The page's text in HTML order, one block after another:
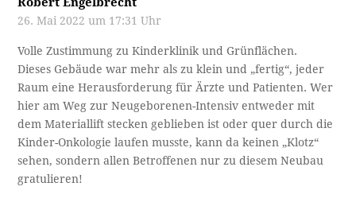
26. Mai 2022 um 17:31 Uhr
Volle Zustimmung zu Kinderklinik und Grünflächen.
Dieses Gebäude war mehr als zu klein und „fertig“, jeder
Raum eine Herausforderung für Ärzte und Patienten. Wer
hier am Weg zur Neugeborenen-Intensiv entweder mit
dem Materiallift stecken geblieben ist oder quer durch die
Kinder-Onkologie laufen musste, kann da keinen „Klotz“
sehen, sondern allen Betroffenen nur zu diesem Neubau
gratulieren!